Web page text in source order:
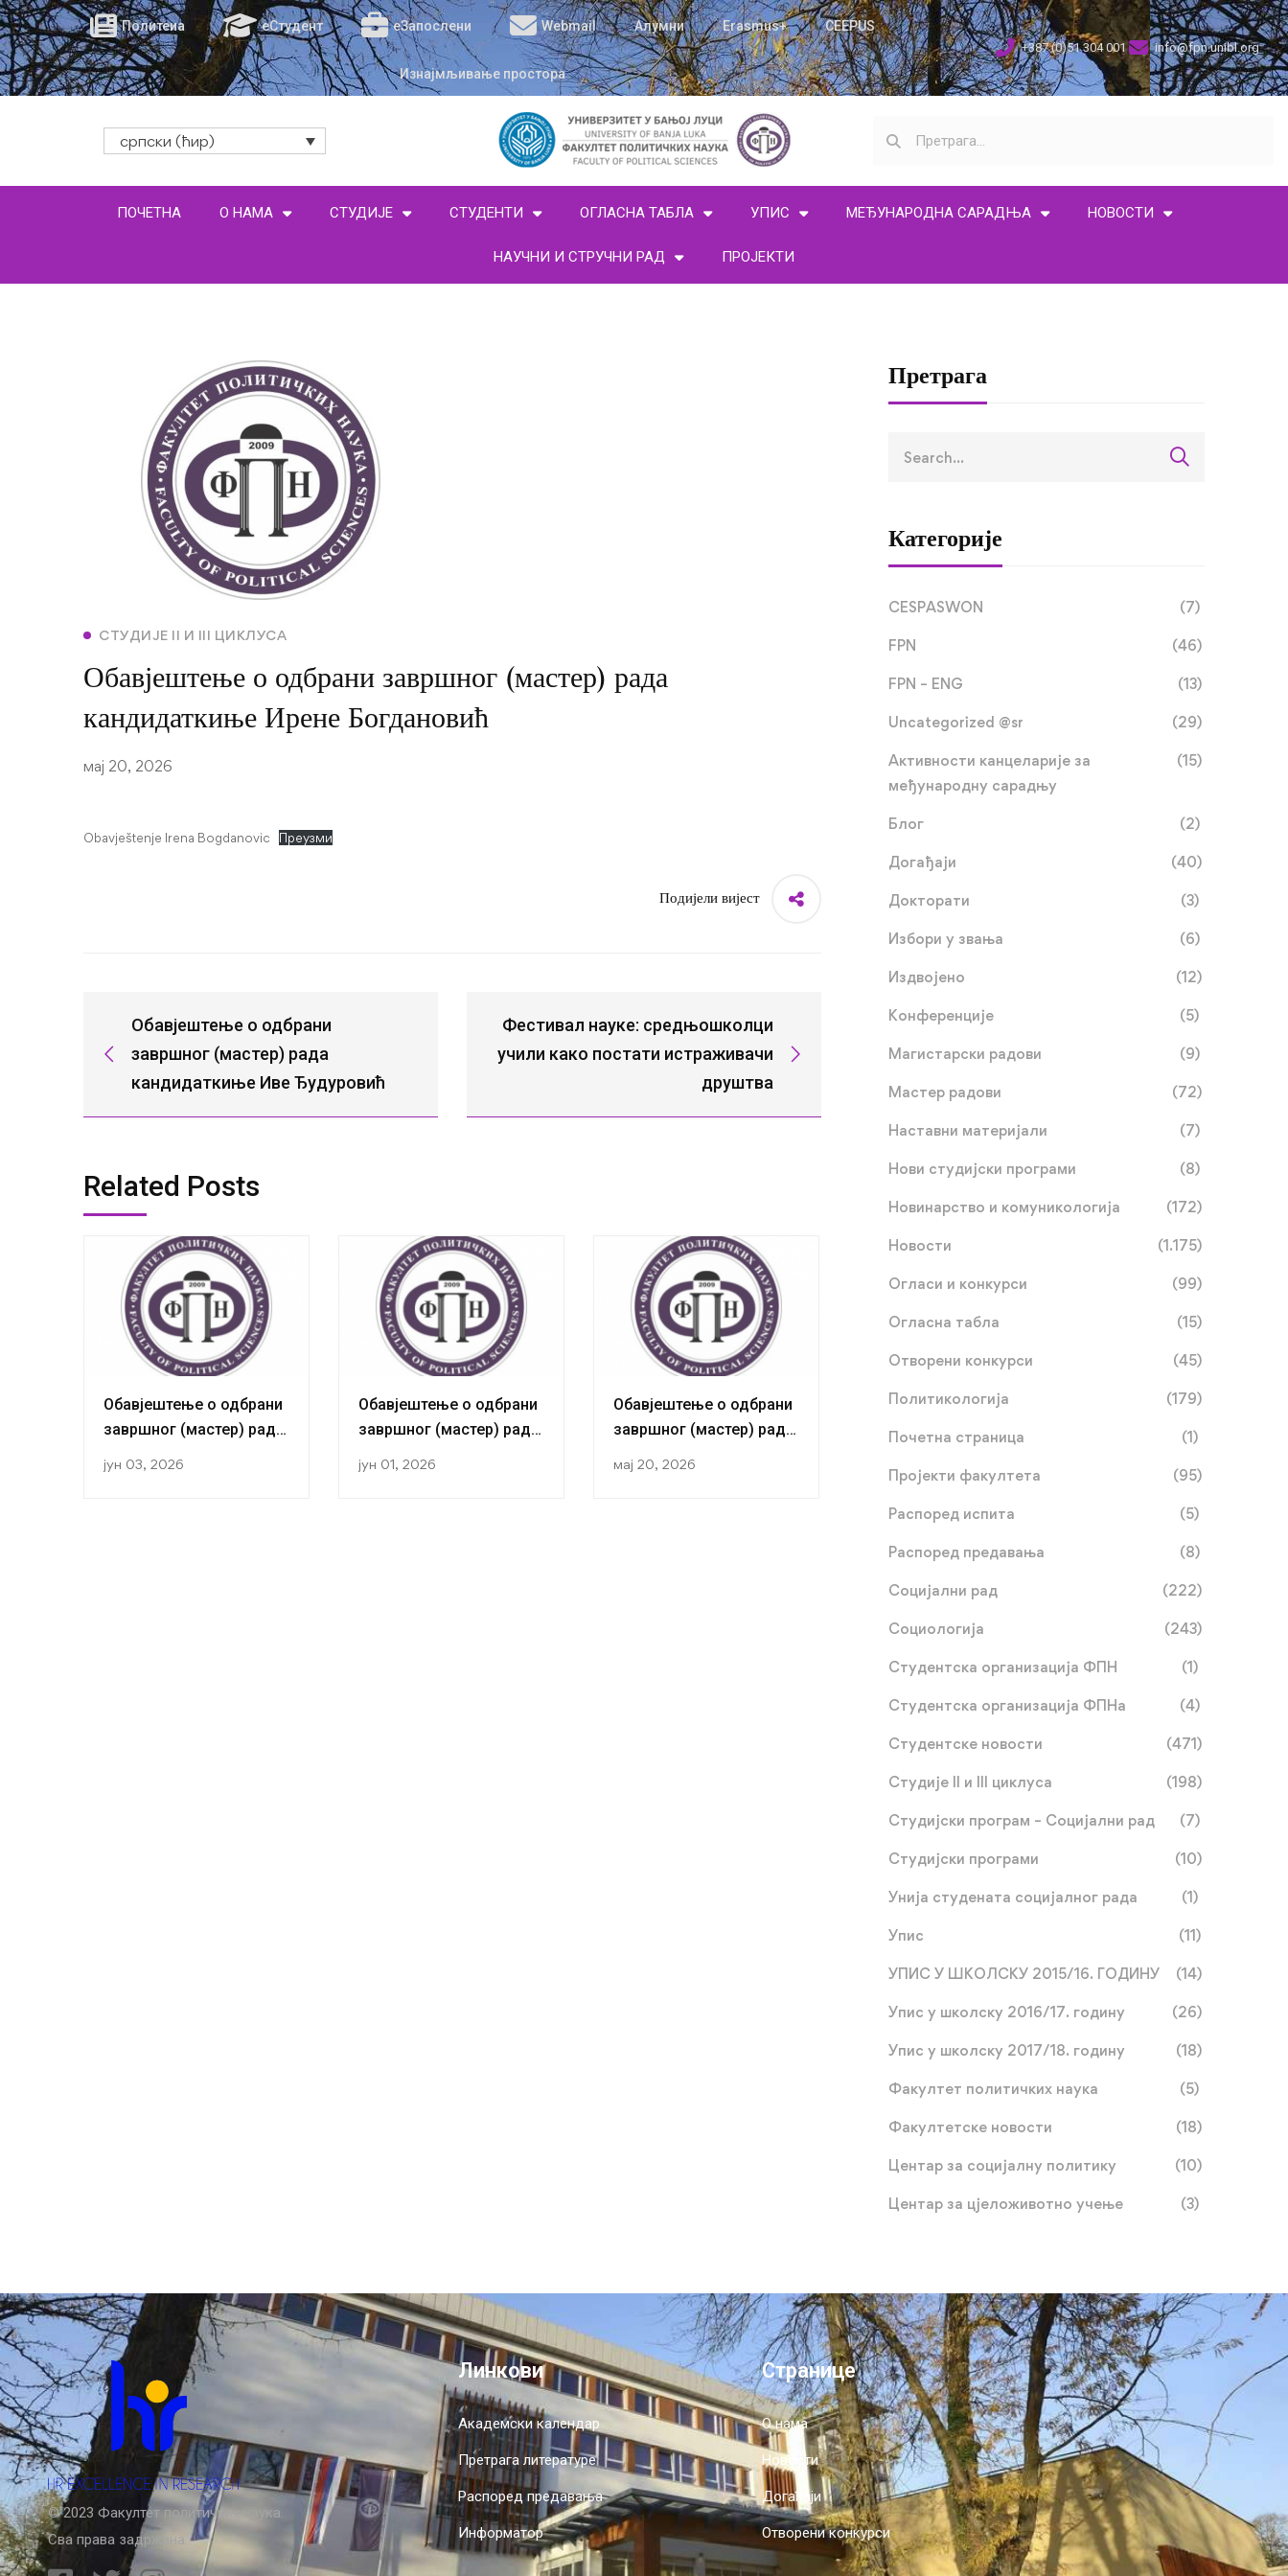
Политеиа еСтудент еЗапослени Webmail Алумни Erasmus+ CEEPUS
Изнајмљивање простора
+387 (0)51 304 001 info@fpn.unibl.org
српски (ћир)
ПОЧЕТНА О НАМА СТУДИЈЕ СТУДЕНТИ ОГЛАСНА ТАБЛА УПИС МЕЂУНАРОДНА САРАДЊА НОВОСТИ
НАУЧНИ И СТРУЧНИ РАД ПРОЈЕКТИ
СТУДИЈЕ II И III ЦИКЛУСА
Обавјештење о одбрани завршног (мастер) рада
кандидаткиње Ирене Богдановић
мај 20, 2026
Obavještenje Irena Bogdanovic Преузми
Подијели вијест
Обавјештење о одбрани
завршног (мастер) рада
кандидаткиње Иве Ђудуровић
Фестивал науке: средњошколци
учили како постати истраживачи
друштва
Related Posts
Обавјештење о одбрани
завршног (мастер) рада
јун 03, 2026
Обавјештење о одбрани
завршног (мастер) рада
јун 01, 2026
Обавјештење о одбрани
завршног (мастер) рада
мај 20, 2026
Drugi kolokvijum iz
predmeta Javna uprava
Консултације код
др Биљане
Претрага
Категорије
CESPASWON (7)
FPN (46)
FPN – ENG (13)
Uncategorized @sr (29)
Активности канцеларије за
међународну сарадњу
(15)
Блог (2)
Догађаји (40)
Докторати (3)
Избори у звања (6)
Издвојено (12)
Конференције (5)
Магистарски радови (9)
Мастер радови (72)
Наставни материјали (7)
Нови студијски програми (8)
Новинарство и комуникологија (172)
Новости (1.175)
Огласи и конкурси (99)
Огласна табла (15)
Отворени конкурси (45)
Политикологија (179)
Почетна страница (1)
Пројекти факултета (95)
Распоред испита (5)
Распоред предавања (8)
Социјални рад (222)
Социологија (243)
Студентска организација ФПН (1)
Студентска организација ФПНа (4)
Студентске новости (471)
Студије II и III циклуса (198)
Студијски програм – Социјални рад (7)
Студијски програми (10)
Унија студената социјалног рада (1)
Упис (11)
УПИС У ШКОЛСКУ 2015/16. ГОДИНУ (14)
Упис у школску 2016/17. годину (26)
Упис у школску 2017/18. годину (18)
Факултет политичких наука (5)
Факултетске новости (18)
Центар за социјалну политику (10)
Центар за цјеложивотно учење (3)
© 2023 Факултет политичких наука.
Сва права задржана.
Линкови
Академски календар
Претрага литературе
Распоред предавања
Информатор
Странице
О нама
Новости
Догађаји
Отворени конкурси